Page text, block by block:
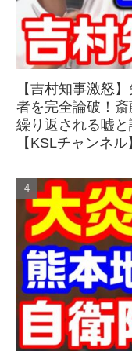
【吉村知事激怒
者を完全論破！斎
繰り返される嘘
【KSLチャンネル